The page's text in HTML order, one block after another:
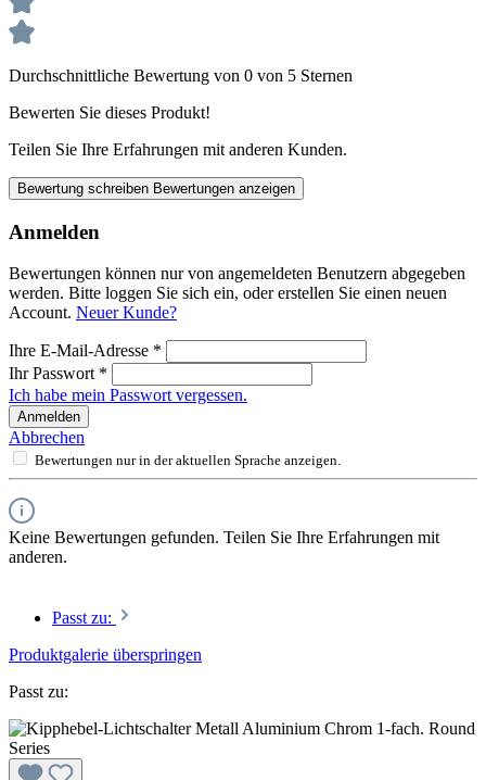
Durchschnittliche Bewertung von 0 von 5 Sternen
Bewerten Sie dieses Produkt!
Teilen Sie Ihre Erfahrungen mit anderen Kunden.
Bewertung schreiben Bewertungen anzeigen
Anmelden
Bewertungen können nur von angemeldeten Benutzern abgegeben
werden. Bitte loggen Sie sich ein, oder erstellen Sie einen neuen
Account. Neuer Kunde?
Ihre E-Mail-Adresse *
Ihr Passwort *
Ich habe mein Passwort vergessen.
Anmelden
Abbrechen
Bewertungen nur in der aktuellen Sprache anzeigen.
Keine Bewertungen gefunden. Teilen Sie Ihre Erfahrungen mit
anderen.
Passt zu:
Produktgalerie überspringen
Passt zu: